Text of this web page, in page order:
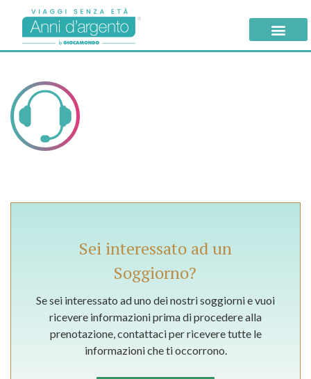
Sei interessato ad un
Soggiorno?
Se sei interessato ad uno dei nostri soggiorni e vuoi
ricevere informazioni prima di procedere alla
prenotazione, contattaci per ricevere tutte le
informazioni che ti occorrono.